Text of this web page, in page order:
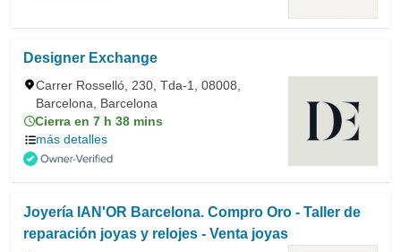
Designer Exchange
Carrer Rosselló, 230, Tda-1, 08008,
Barcelona, Barcelona
Cierra en 7 h 38 mins
más detalles
Joyería IAN'OR Barcelona. Compro Oro - Taller de
reparación joyas y relojes - Venta joyas